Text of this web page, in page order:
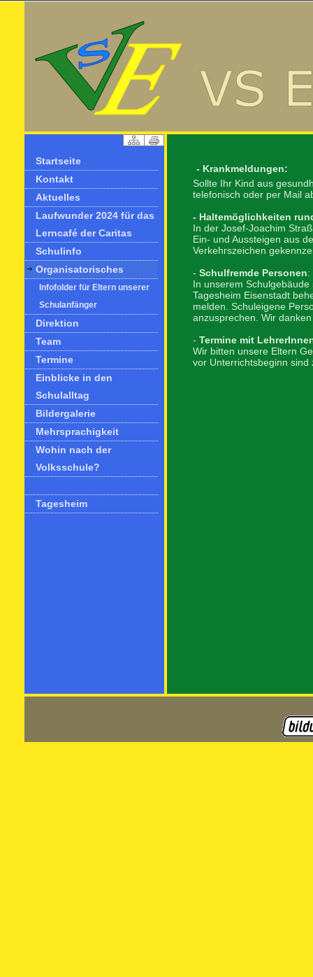
Startseite
Kontakt
Aktuelles
Laufwunder 2024 für das
Lerncafé der Caritas
Schulinfo
Organisatorisches
Infofolder für Eltern unserer
Schulanfänger
Direktion
Team
Termine
Einblicke in den
Schulalltag
Bildergalerie
Mehrsprachigkeit
Wohin nach der
Volksschule?
Tagesheim
- Krankmeldungen:
Sollte Ihr Kind aus
telefonisch oder per Mail
- Haltemöglichkeiten
In der Josef-Joachim
Ein- und Aussteigen aus
Verkehrszeichen
- Schulfremde Personen:
In unserem
Tagesheim Eisenstadt
melden. Schuleigene
anzusprechen. Wir
- Termine mit
Wir bitten unsere Eltern
vor Unterrichtsbeginn